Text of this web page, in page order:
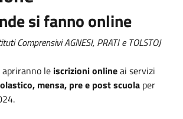
si fanno online
Comprensivi AGNESI, PRATI e TOLSTOJ
apriranno le iscrizioni onlineai servizi
mensa, pre e post scuola per